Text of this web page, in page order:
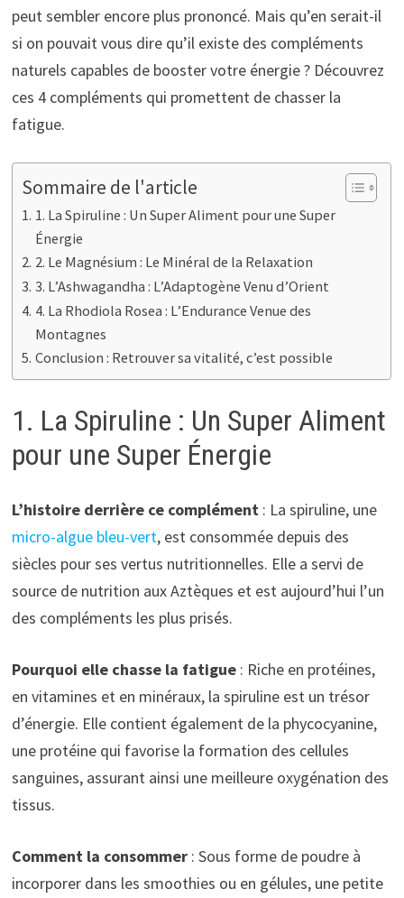
peut sembler encore plus prononcé. Mais qu’en serait-il
si on pouvait vous dire qu’il existe des compléments
naturels capables de booster votre énergie ? Découvrez
ces 4 compléments qui promettent de chasser la
fatigue.
Sommaire de l'article
1. La Spiruline : Un Super Aliment pour une Super
Énergie
2. Le Magnésium : Le Minéral de la Relaxation
3. L’Ashwagandha : L’Adaptogène Venu d’Orient
4. La Rhodiola Rosea : L’Endurance Venue des
Montagnes
Conclusion : Retrouver sa vitalité, c’est possible
1. La Spiruline : Un Super Aliment
pour une Super Énergie
L’histoire derrière ce complément : La spiruline, une
micro-algue bleu-vert, est consommée depuis des
siècles pour ses vertus nutritionnelles. Elle a servi de
source de nutrition aux Aztèques et est aujourd’hui l’un
des compléments les plus prisés.
Pourquoi elle chasse la fatigue : Riche en protéines,
en vitamines et en minéraux, la spiruline est un trésor
d’énergie. Elle contient également de la phycocyanine,
une protéine qui favorise la formation des cellules
sanguines, assurant ainsi une meilleure oxygénation des
tissus.
Comment la consommer : Sous forme de poudre à
incorporer dans les smoothies ou en gélules, une petite